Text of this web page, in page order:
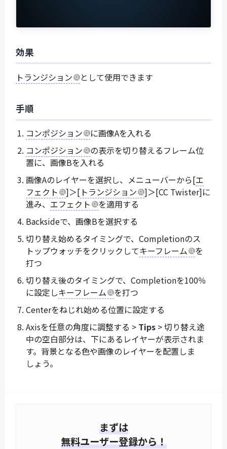
効果
トランジション として使用できます
手順
コンポジション
に画像Aを入れる
コンポジション
の表示を切り替えるフレーム位
置に、画像Bを入れる
画像Aのレイヤーを選択し、メニューバーから[エ
フェクト
]＞[ トランジション
]＞[CC Twister]に
進み、 エフェクト
を適用する
Backsideで、画像Bを選択する
切り替え始めるタイミングで、Completionのス
トップウォッチをクリックしてキーフレーム
を
打つ
切り替え後のタイミングで、Completionを100％
に設定しキーフレーム
を打つ
Centerをねじれ始める位置に設定する
Axisを任意の角度に調整する > Tips > 切り替え途
中の空白部分は、下にあるレイヤーが表示されま
す。背景となる色や画像のレイヤーを配置しま
しょう。
まずは
無料ユーザー登録から！